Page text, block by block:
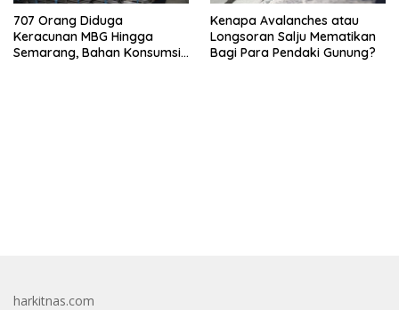
707 Orang Diduga
Keracunan MBG Hingga
Semarang, Bahan Konsumsi
Kenapa Avalanches atau
Longsoran Salju Mematikan
Bagi Para Pendaki Gunung?
harkitnas.com